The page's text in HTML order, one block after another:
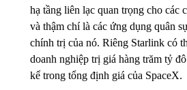
hạ tầng liên lạc quan trọng cho các
và thậm chí là các ứng dụng quân
chính trị của nó. Riêng Starlink có
doanh nghiệp trị giá hàng trăm tỷ
kể trong tổng định giá của SpaceX.